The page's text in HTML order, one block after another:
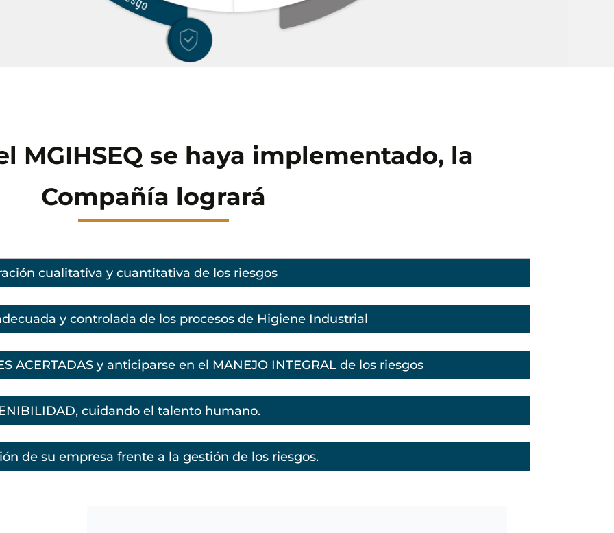
cualitativa y cuantitativa de los riesgos
y controlada de los procesos de Higiene Industrial
ACERTADAS y anticiparse en el MANEJO INTEGRAL de los riesgos
cuidando el talento humano.
de su empresa frente a la gestión de los riesgos.
MGIHSEQ se haya implementado, la
Compañía logrará